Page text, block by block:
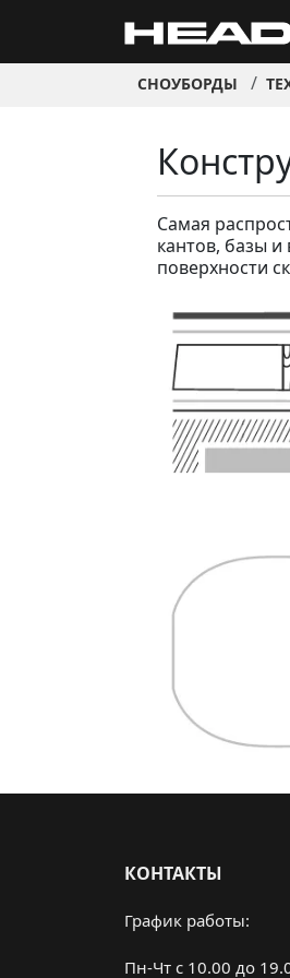
СНОУБОРДЫ
Самая
кантов, базы и
поверхности
КОНТАКТЫ
График работы:
Пн-Чт с 10.00 до